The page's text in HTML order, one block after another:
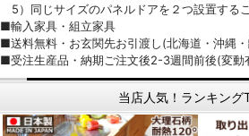
5）同じサイズのパネルドアを２つ設置する
■輸入家具・組立家具
■送料無料・お玄関先お引渡し(北海道・沖縄・
■受注生産品・納期ご注文後2-3週間前後(変動
当店人気！ランキング